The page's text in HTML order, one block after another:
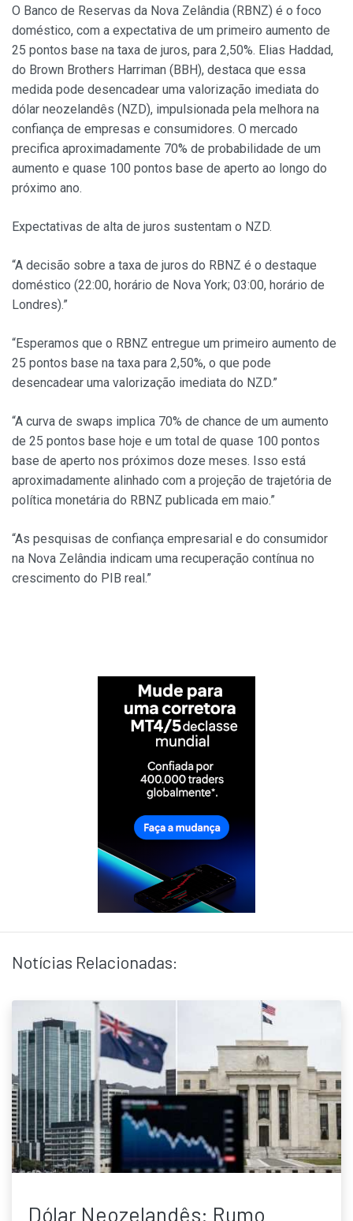
O Banco de Reservas da Nova Zelândia (RBNZ) é o foco
doméstico, com a expectativa de um primeiro aumento de
25 pontos base na taxa de juros, para 2,50%. Elias Haddad,
do Brown Brothers Harriman (BBH), destaca que essa
medida pode desencadear uma valorização imediata do
dólar neozelandês (NZD), impulsionada pela melhora na
confiança de empresas e consumidores. O mercado
precifica aproximadamente 70% de probabilidade de um
aumento e quase 100 pontos base de aperto ao longo do
próximo ano.
Expectativas de alta de juros sustentam o NZD.
“A decisão sobre a taxa de juros do RBNZ é o destaque
doméstico (22:00, horário de Nova York; 03:00, horário de
Londres).”
“Esperamos que o RBNZ entregue um primeiro aumento de
25 pontos base na taxa para 2,50%, o que pode
desencadear uma valorização imediata do NZD.”
“A curva de swaps implica 70% de chance de um aumento
de 25 pontos base hoje e um total de quase 100 pontos
base de aperto nos próximos doze meses. Isso está
aproximadamente alinhado com a projeção de trajetória de
política monetária do RBNZ publicada em maio.”
“As pesquisas de confiança empresarial e do consumidor
na Nova Zelândia indicam uma recuperação contínua no
crescimento do PIB real.”
Notícias Relacionadas:
Dólar Neozelandês: Rumo